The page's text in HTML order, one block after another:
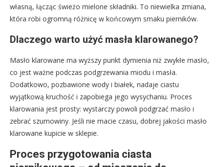
własną, łącząc świeżo mielone składniki. To niewielka zmiana,
która robi ogromną różnicę w końcowym smaku pierników.
Dlaczego warto użyć masła klarowanego?
Masło klarowane ma wyższy punkt dymienia niż zwykłe masło,
co jest ważne podczas podgrzewania miodu i masła.
Dodatkowo, pozbawione wody i białek, nadaje ciastu
wyjątkową kruchość i zapobiega jego wysychaniu. Proces
klarowania jest prosty: wystarczy powoli podgrzać masło i
zebrać szumowiny. Jeśli nie macie czasu, dobrej jakości masło
klarowane kupicie w sklepie.
Proces przygotowania ciasta